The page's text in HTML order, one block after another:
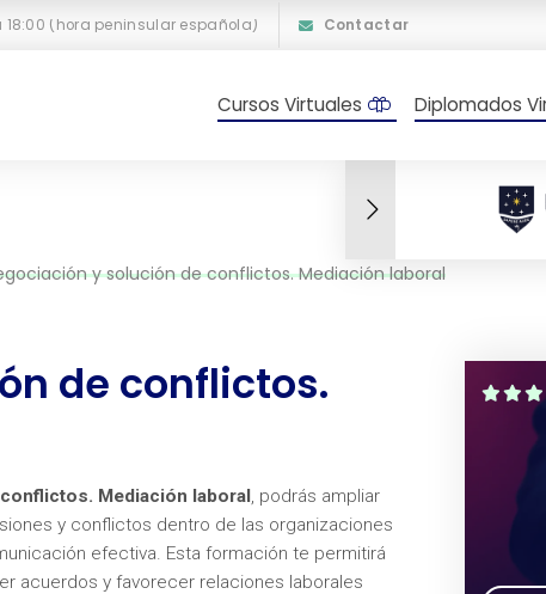
18:00 (hora peninsular española) Contactar
Cursos Virtuales Diplomados
y solución de conflictos. Mediación laboral
de conflictos.
Mediación laboral, podrás ampliar
y conflictos dentro de las organizaciones
efectiva. Esta formación te permitirá
acuerdos y favorecer relaciones laborales